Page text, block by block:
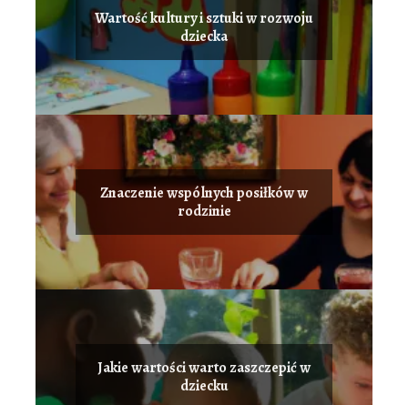
Wartość kultury i sztuki w rozwoju
dziecka
Znaczenie wspólnych posiłków w
rodzinie
Jakie wartości warto zaszczepić w
dziecku